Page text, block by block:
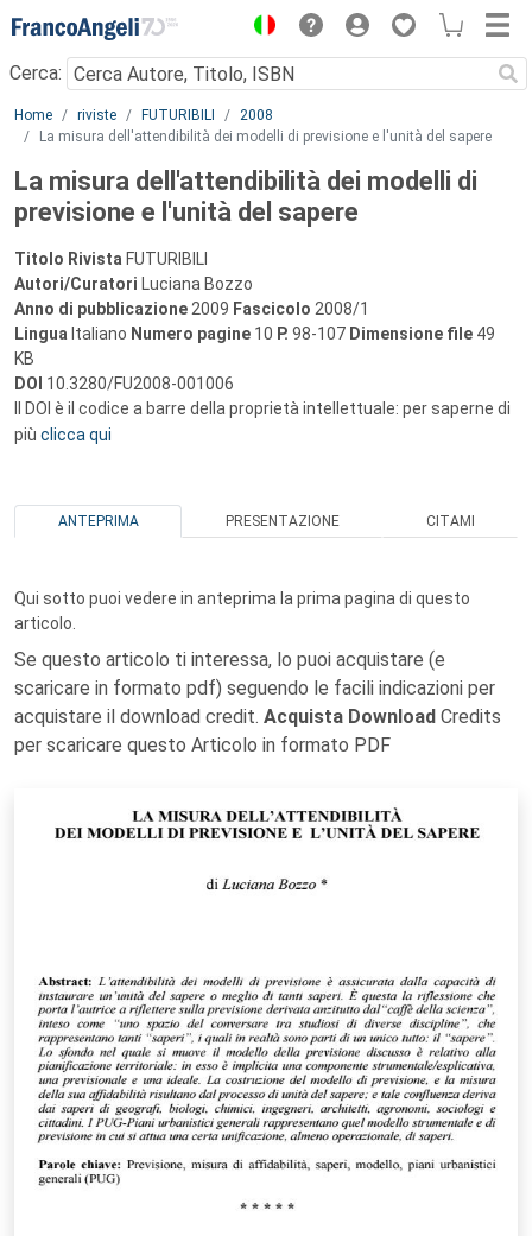
Menu
Cerca:
Main content
Home riviste FUTURIBILI
2008
La misura dell'attendibilità dei modelli di previsione e l'unità del sapere
La misura dell'attendibilità dei modelli di
previsione e l'unità del sapere
Titolo Rivista FUTURIBILI
Autori/Curatori Luciana Bozzo
Anno di pubblicazione 2009 Fascicolo 2008/1
Lingua Italiano Numero pagine 10 P. 98-107 Dimensione file 49
KB
DOI 10.3280/FU2008-001006
Il DOI è il codice a barre della proprietà intellettuale: per saperne di
più clicca qui
ANTEPRIMA PRESENTAZIONE CITAMI
Qui sotto puoi vedere in anteprima la prima pagina di questo
articolo.
Se questo articolo ti interessa, lo puoi acquistare (e
scaricare in formato pdf) seguendo le facili indicazioni per
acquistare il download credit. Acquista Download Credits
per scaricare questo Articolo in formato PDF